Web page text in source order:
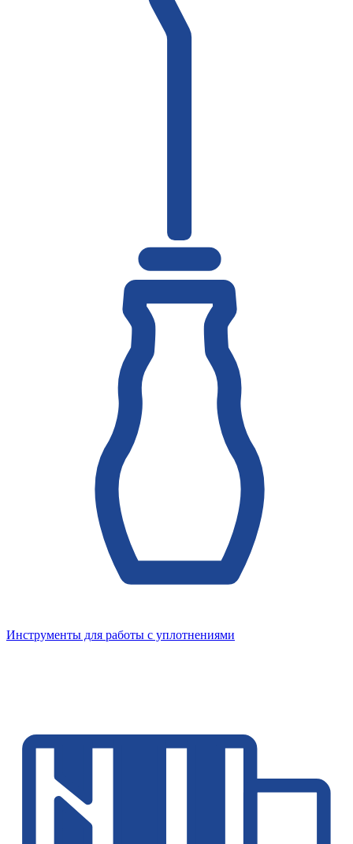
Инструменты для работы с уплотнениями